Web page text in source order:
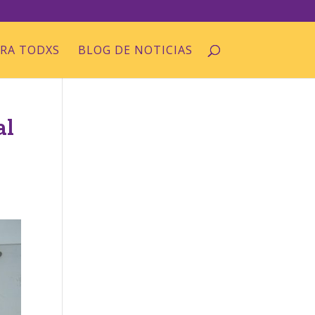
TODXS BLOG DE NOTICIAS